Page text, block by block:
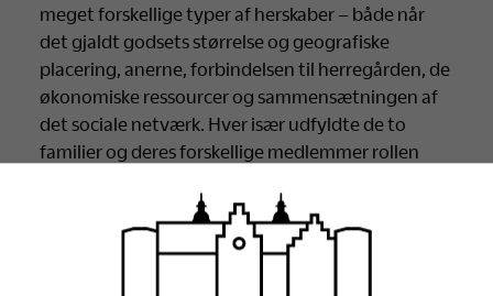
meget forskellige typer af herskaber – både når
det gjaldt godsets størrelse og geografiske
placering, anerne, forbindelsen til herregården, de
økonomiske ressourcer og sammensætningen af
det sociale netværk. Hver især udfyldte de to
familier og deres forskellige medlemmer rollen
status bl.a. gennem den form for herskabelighed
og de sider af herregårdslivet, som de fremviste og